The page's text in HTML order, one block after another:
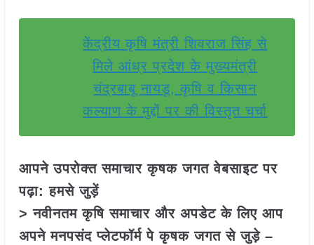
केंद्रीय कृषि मंत्री शिवराज सिंह से
मिले आंध्र प्रदेश के मुख्यमंत्री
चंद्रबाबू नायडू, कृषि व किसान
कल्याण के मुद्दों पर की विस्तृत चर्चा
आपने उपरोक्त समाचार कृषक जगत वेबसाइट पर
पढ़ा: हमसे जुड़ें
> नवीनतम कृषि समाचार और अपडेट के लिए आप
अपने मनपसंद प्लेटफॉर्म पे कृषक जगत से जुड़े –